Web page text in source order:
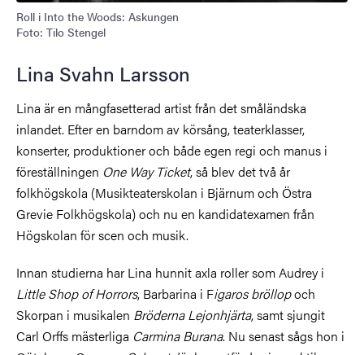
Roll i Into the Woods: Askungen
Foto: Tilo Stengel
Lina Svahn Larsson
Lina är en mångfasetterad artist från det småländska
inlandet. Efter en barndom av körsång, teaterklasser,
konserter, produktioner och både egen regi och manus i
föreställningen One Way Ticket, så blev det två år
folkhögskola (Musikteaterskolan i Bjärnum och Östra
Grevie Folkhögskola) och nu en kandidatexamen från
Högskolan för scen och musik.
Innan studierna har Lina hunnit axla roller som Audrey i
Little Shop of Horrors, Barbarina i Figaros bröllopoch
Skorpan i musikalen Bröderna Lejonhjärta, samt sjungit
Carl Orffs mästerliga Carmina Burana. Nu senast sågs hon i